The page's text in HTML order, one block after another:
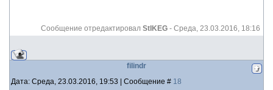
Сообщение отредактировал StIKEG - Среда, 23.03.2016, 18:16
filindr
Дата: Среда, 23.03.2016, 19:53 | Сообщение # 18